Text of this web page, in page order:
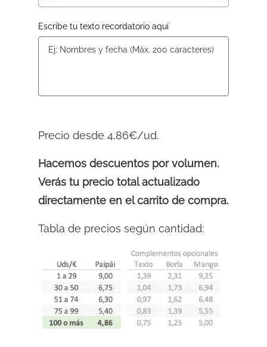
Escribe tu texto recordatorio aquí
Precio desde 4,86€/ud.
Hacemos descuentos por volumen.
Verás tu precio total actualizado
directamente en el carrito de compra.
Tabla de precios según cantidad: